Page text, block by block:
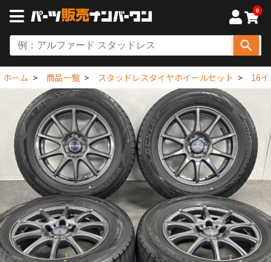
0
ホーム 商品一覧 スタッドレスタイヤホイールセット 16